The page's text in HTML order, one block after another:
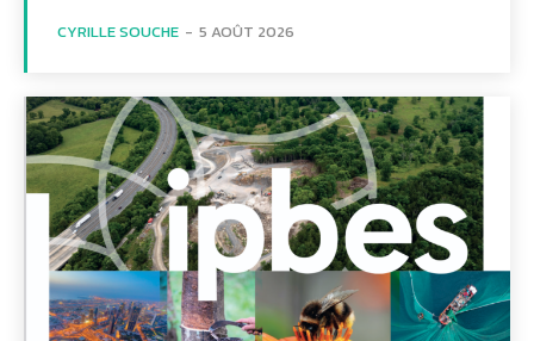
CYRILLE SOUCHE - 5 AOÛT 2026